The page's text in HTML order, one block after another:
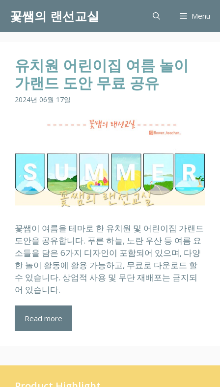
content
꽃쌤의 랜선교실 Menu
유치원 어린이집 여름 놀이
가랜드 도안 무료 공유
2024년 06월 17일
꽃쌤이 여름을 테마로 한 유치원 및 어린이집 가랜드
도안을 공유합니다. 푸른 하늘, 노란 우산 등 여름 요
소들을 담은 6가지 디자인이 포함되어 있으며, 다양
한 놀이 활동에 활용 가능하고, 무료로 다운로드 할
수 있습니다. 상업적 사용 및 무단 재배포는 금지되
어 있습니다.
Read more